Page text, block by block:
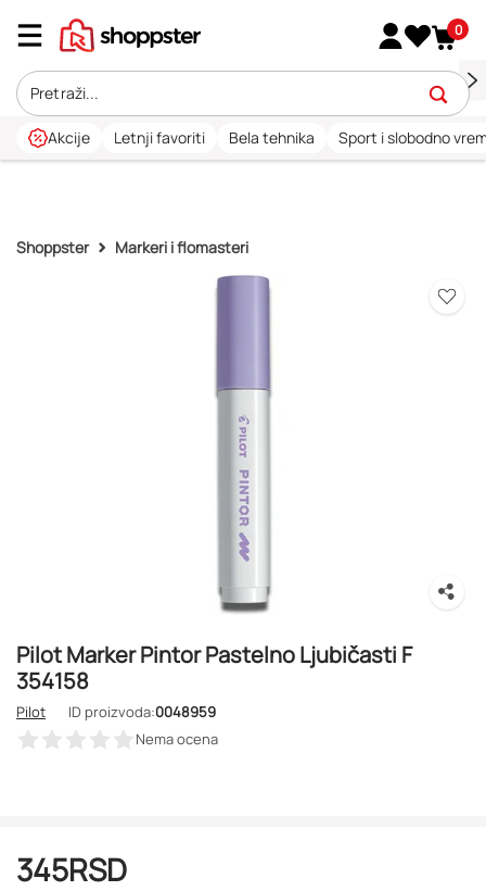
0
Akcije Letnji favoriti Bela tehnika Sport i slobodno
Shoppster Markeri i flomasteri
Pilot Marker Pintor Pastelno Ljubičasti F
354158
Pilot ID proizvoda:0048959
Nema ocena
345RSD